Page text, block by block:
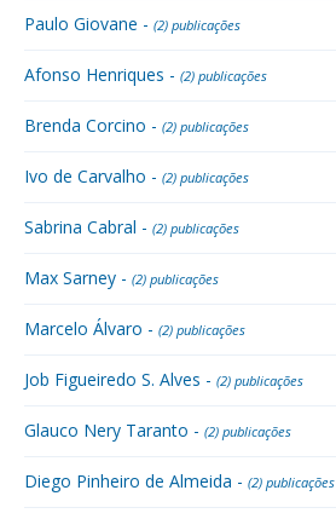
Paulo Giovane - (2) publicações
Afonso Henriques - (2) publicações
Brenda Corcino - (2) publicações
Ivo de Carvalho - (2) publicações
Sabrina Cabral - (2) publicações
Max Sarney - (2) publicações
Marcelo Álvaro - (2) publicações
Job Figueiredo S. Alves - (2) publicações
Glauco Nery Taranto - (2) publicações
Diego Pinheiro de Almeida - (2) publicações